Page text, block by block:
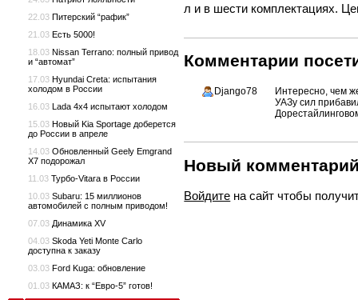
л и в шести комплектациях.
Комментарии
Django78
Интересно, чем
УАЗу сил
Новый
Войдите на сайт чтобы
22.03 Питерский “рафик”
21.03 Есть 5000!
18.03 Nissan Terrano: полный привод
и “автомат”
17.03 Hyundai Creta: испытания
холодом в России
16.03 Lada 4x4 испытают холодом
15.03 Новый Kia Sportage доберется
до России в апреле
14.03 Обновленный Geely Emgrand
X7 подорожал
11.03 Турбо-Vitara в России
10.03 Subaru: 15 миллионов
автомобилей с полным приводом!
07.03 Динамика XV
04.03 Skoda Yeti Monte Carlo
доступна к заказу
03.03 Ford Kuga: обновление
01.03 КАМАЗ: к “Евро-5” готов!